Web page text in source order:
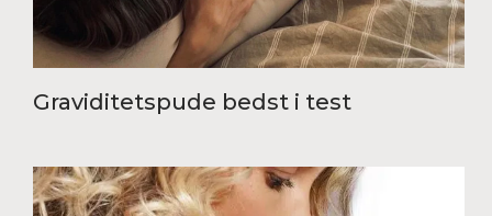
Graviditetspude bedst i test